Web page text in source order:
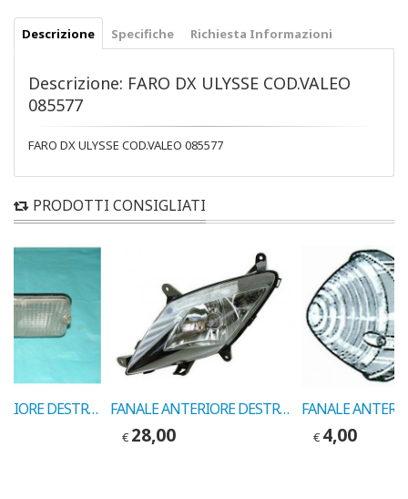
Descrizione Specifiche Richiesta Informazioni
Descrizione: FARO DX ULYSSE COD.VALEO
085577
FARO DX ULYSSE COD.VALEO 085577
PRODOTTI CONSIGLIATI
FANALE ANTERIORE DESTRO FIAT 127 1° >77 COD.12034000 FANALE ANTERIORE DESTRO FIAT 125 COD.12024000
€ 28,00 € 4,00